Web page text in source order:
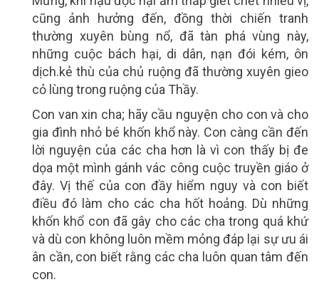
cũng ảnh hưởng đến, đồng thời chiến tranh
thường xuyên bùng nổ, đã tàn phá vùng này,
những cuộc bách hại, di dân, nạn đói kém, ôn
dịch.kẻ thù của chủ ruộng đã thường xuyên gieo
cỏ lùng trong ruộng của Thầy.
Con van xin cha; hãy cầu nguyện cho con và cho
gia đình nhỏ bé khốn khổ này. Con càng cần đến
lời nguyện của các cha hơn là vì con thấy bị đe
dọa một mình gánh vác công cuộc truyền giáo ở
đây. Vị thế của con đầy hiểm nguy và con biết
điều đó làm cho các cha hốt hoảng. Dù những
khốn khổ con đã gây cho các cha trong quá khứ
và dù con không luôn mềm mỏng đáp lại sự ưu ái
ân cần, con biết rằng các cha luôn quan tâm đến
con.